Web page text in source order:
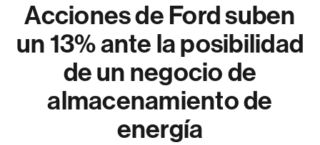
Acciones de Ford suben
un 13% ante la posibilidad
de un negocio de
almacenamiento de
energía